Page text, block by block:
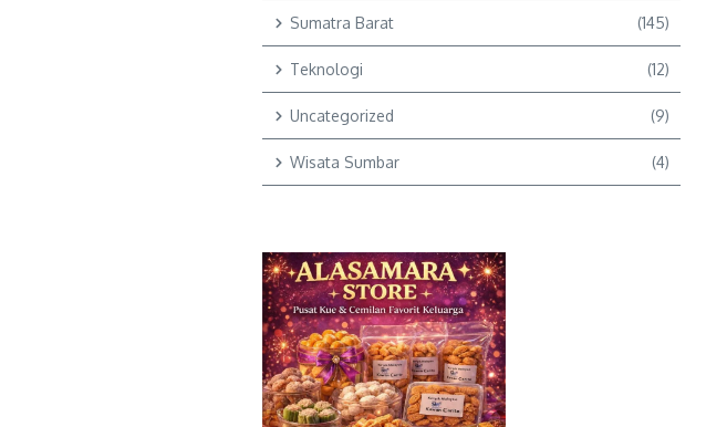
Sumatra Barat (145)
Teknologi (12)
Uncategorized (9)
Wisata Sumbar (4)